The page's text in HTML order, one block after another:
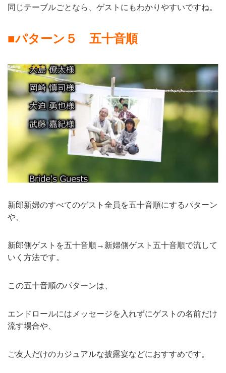
同じテーブルごとなら、ゲストにもわかりやすいですね。
■パターン５ 五十音順
新郎新婦のすべてのゲスト全員を五十音順にするパターン
や、
新郎側ゲストを五十音順→新婦側ゲスト五十音順で流して
いく方法です。
この五十音順のパターンは、
エンドロールにはメッセージを入れずにゲストの名前だけ
流す場合や、
ご友人だけのカジュアルな披露宴などにおすすめです。